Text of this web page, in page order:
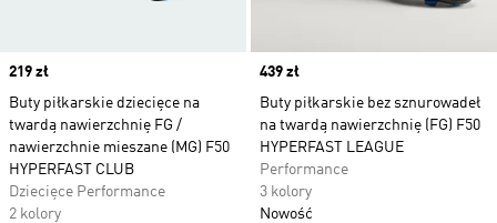
Price
219 zł
Buty piłkarskie dziecięce na
twardą nawierzchnię FG /
nawierzchnie mieszane (MG) F50
HYPERFAST CLUB
Dziecięce Performance
2 kolory
Price
439 zł
Buty piłkarskie bez sznurowadeł
na twardą nawierzchnię (FG) F50
HYPERFAST LEAGUE
Performance
3 kolory
Nowość